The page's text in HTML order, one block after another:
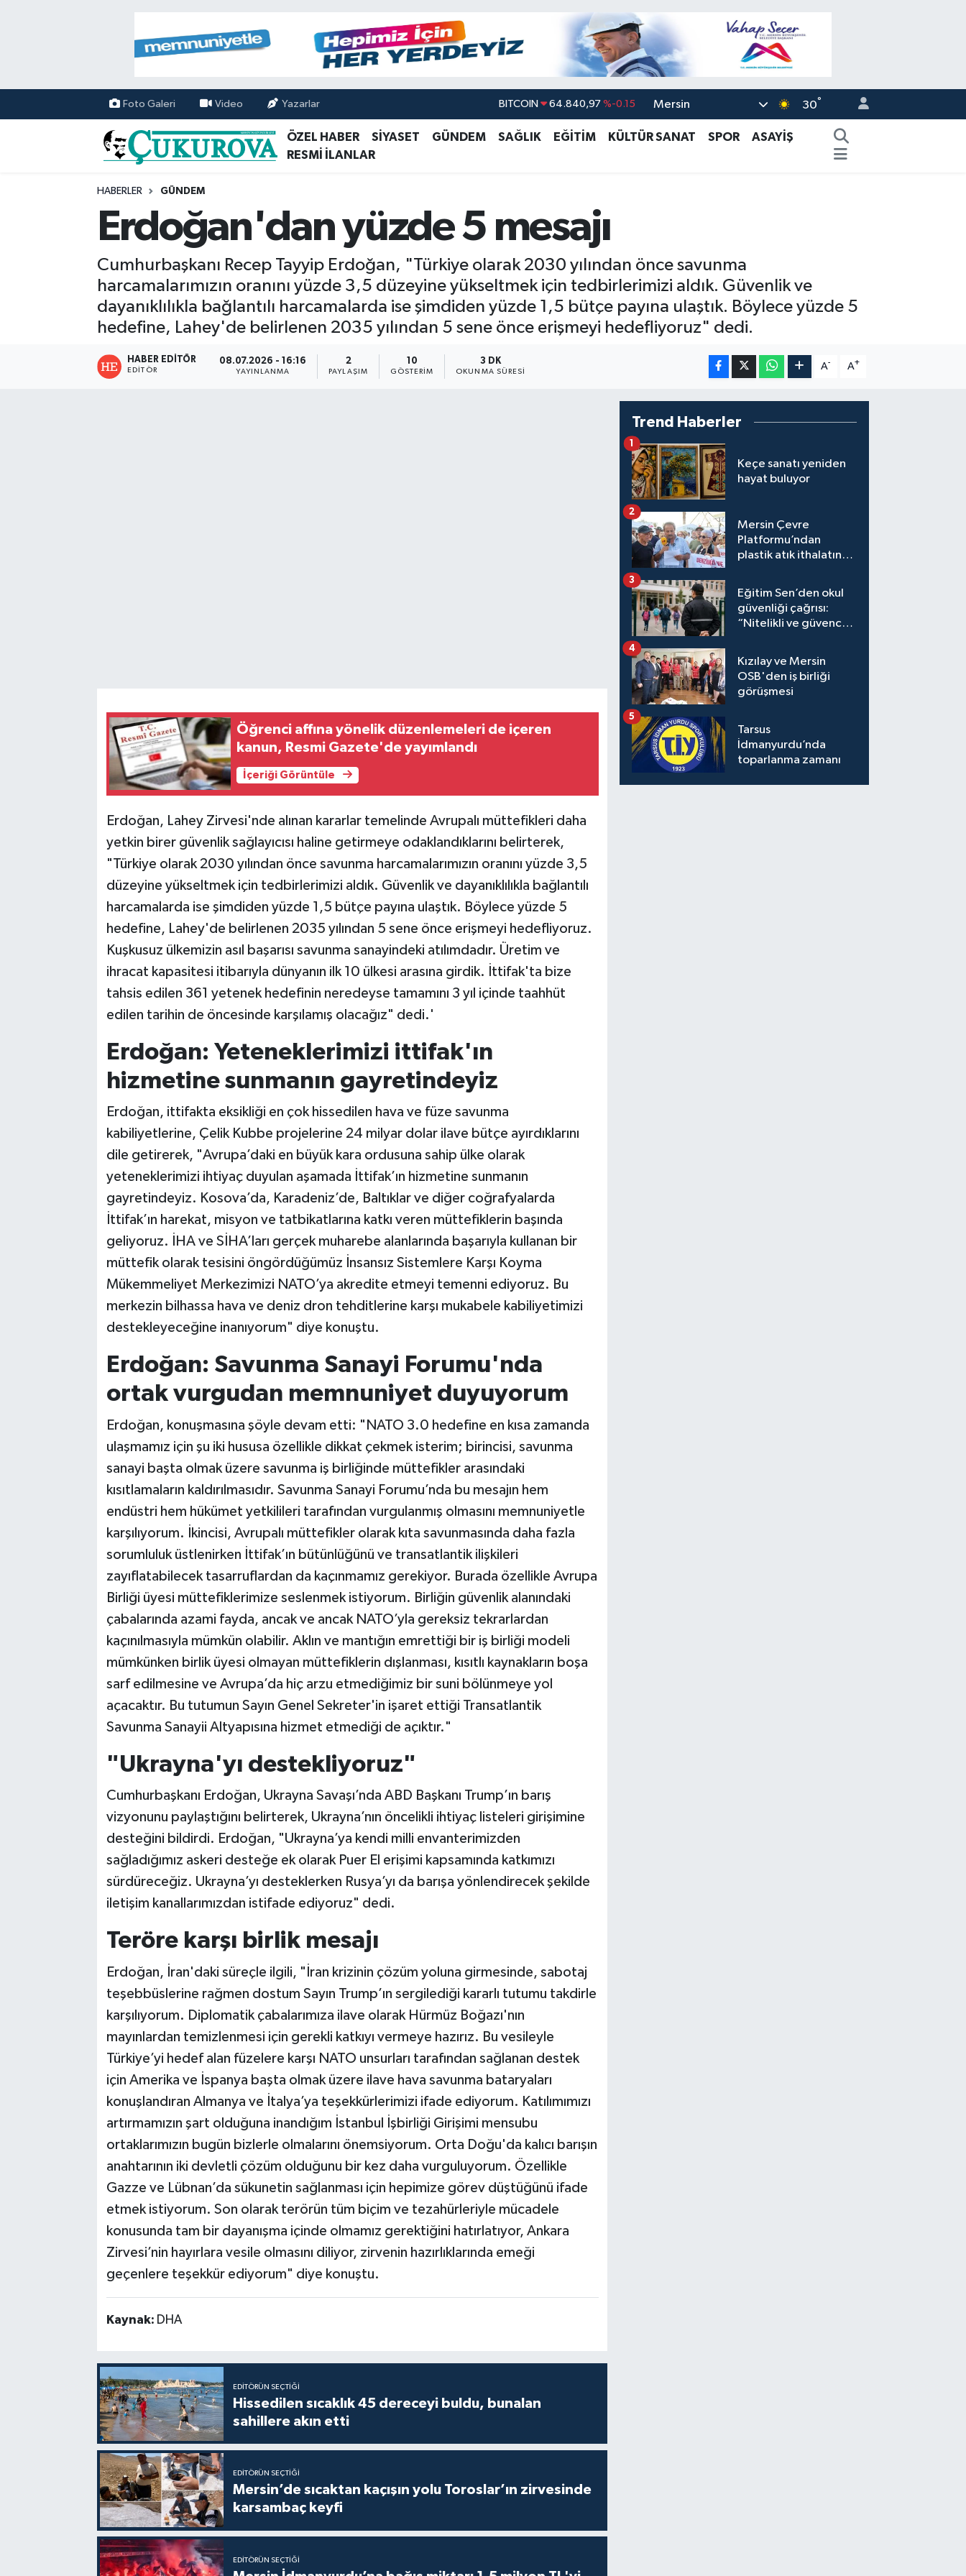
Foto Galeri Video Yazarlar
64.840,97 %-0.15
DOLAR 47,7436 %0.18
EURO 55,2510 %0.32
13.779
Mersin 30°
ÖZEL HABER SİYASET GÜNDEM SAĞLIK EĞİTİM KÜLTÜR SANAT SPOR
ASAYİŞ
RESMİ İLANLAR
HABERLER GÜNDEM
Erdoğan'dan yüzde 5 mesajı
Cumhurbaşkanı Recep Tayyip Erdoğan, "Türkiye olarak 2030 yılından önce savunma
harcamalarımızın oranını yüzde 3,5 düzeyine yükseltmek için tedbirlerimizi aldık. Güvenlik ve
dayanıklılıkla bağlantılı harcamalarda ise şimdiden yüzde 1,5 bütçe payına ulaştık. Böylece yüzde 5
hedefine, Lahey'de belirlenen 2035 yılından 5 sene önce erişmeyi hedefliyoruz" dedi.
HABER EDITÖR
EDITÖR
08.07.2026 - 16:16
YAYINLANMA
2
PAYLAŞIM
10
GÖSTERIM
3 DK
OKUNMA SÜRESI
A- A+
Öğrenci affına yönelik düzenlemeleri de içeren
kanun, Resmi Gazete'de yayımlandı
İçeriği Görüntüle
Erdoğan, Lahey Zirvesi'nde alınan kararlar temelinde Avrupalı müttefikleri daha
yetkin birer güvenlik sağlayıcısı haline getirmeye odaklandıklarını belirterek,
"Türkiye olarak 2030 yılından önce savunma harcamalarımızın oranını yüzde 3,5
düzeyine yükseltmek için tedbirlerimizi aldık. Güvenlik ve dayanıklılıkla bağlantılı
harcamalarda ise şimdiden yüzde 1,5 bütçe payına ulaştık. Böylece yüzde 5
hedefine, Lahey'de belirlenen 2035 yılından 5 sene önce erişmeyi hedefliyoruz.
Kuşkusuz ülkemizin asıl başarısı savunma sanayindeki atılımdadır. Üretim ve
ihracat kapasitesi itibarıyla dünyanın ilk 10 ülkesi arasına girdik. İttifak'ta bize
tahsis edilen 361 yetenek hedefinin neredeyse tamamını 3 yıl içinde taahhüt
edilen tarihin de öncesinde karşılamış olacağız" dedi.'
Erdoğan: Yeteneklerimizi ittifak'ın
hizmetine sunmanın gayretindeyiz
Erdoğan, ittifakta eksikliği en çok hissedilen hava ve füze savunma
kabiliyetlerine, Çelik Kubbe projelerine 24 milyar dolar ilave bütçe ayırdıklarını
dile getirerek, "Avrupa’daki en büyük kara ordusuna sahip ülke olarak
yeteneklerimizi ihtiyaç duyulan aşamada İttifak’ın hizmetine sunmanın
gayretindeyiz. Kosova’da, Karadeniz’de, Baltıklar ve diğer coğrafyalarda
İttifak’ın harekat, misyon ve tatbikatlarına katkı veren müttefiklerin başında
geliyoruz. İHA ve SİHA’ları gerçek muharebe alanlarında başarıyla kullanan bir
müttefik olarak tesisini öngördüğümüz İnsansız Sistemlere Karşı Koyma
Mükemmeliyet Merkezimizi NATO’ya akredite etmeyi temenni ediyoruz. Bu
merkezin bilhassa hava ve deniz dron tehditlerine karşı mukabele kabiliyetimizi
destekleyeceğine inanıyorum" diye konuştu.
Erdoğan: Savunma Sanayi Forumu'nda
ortak vurgudan memnuniyet duyuyorum
Erdoğan, konuşmasına şöyle devam etti: "NATO 3.0 hedefine en kısa zamanda
ulaşmamız için şu iki hususa özellikle dikkat çekmek isterim; birincisi, savunma
sanayi başta olmak üzere savunma iş birliğinde müttefikler arasındaki
kısıtlamaların kaldırılmasıdır. Savunma Sanayi Forumu’nda bu mesajın hem
endüstri hem hükümet yetkilileri tarafından vurgulanmış olmasını memnuniyetle
karşılıyorum. İkincisi, Avrupalı müttefikler olarak kıta savunmasında daha fazla
sorumluluk üstlenirken İttifak’ın bütünlüğünü ve transatlantik ilişkileri
zayıflatabilecek tasarruflardan da kaçınmamız gerekiyor. Burada özellikle Avrupa
Birliği üyesi müttefiklerimize seslenmek istiyorum. Birliğin güvenlik alanındaki
çabalarında azami fayda, ancak ve ancak NATO’yla gereksiz tekrarlardan
kaçınılmasıyla mümkün olabilir. Aklın ve mantığın emrettiği bir iş birliği modeli
mümkünken birlik üyesi olmayan müttefiklerin dışlanması, kısıtlı kaynakların boşa
sarf edilmesine ve Avrupa’da hiç arzu etmediğimiz bir suni bölünmeye yol
açacaktır. Bu tutumun Sayın Genel Sekreter'in işaret ettiği Transatlantik
Savunma Sanayii Altyapısına hizmet etmediği de açıktır."
"Ukrayna'yı destekliyoruz"
Cumhurbaşkanı Erdoğan, Ukrayna Savaşı’nda ABD Başkanı Trump’ın barış
vizyonunu paylaştığını belirterek, Ukrayna’nın öncelikli ihtiyaç listeleri girişimine
desteğini bildirdi. Erdoğan, "Ukrayna’ya kendi milli envanterimizden
sağladığımız askeri desteğe ek olarak Puer El erişimi kapsamında katkımızı
sürdüreceğiz. Ukrayna’yı desteklerken Rusya’yı da barışa yönlendirecek şekilde
iletişim kanallarımızdan istifade ediyoruz" dedi.
Teröre karşı birlik mesajı
Erdoğan, İran'daki süreçle ilgili, "İran krizinin çözüm yoluna girmesinde, sabotaj
teşebbüslerine rağmen dostum Sayın Trump’ın sergilediği kararlı tutumu takdirle
karşılıyorum. Diplomatik çabalarımıza ilave olarak Hürmüz Boğazı'nın
mayınlardan temizlenmesi için gerekli katkıyı vermeye hazırız. Bu vesileyle
Türkiye’yi hedef alan füzelere karşı NATO unsurları tarafından sağlanan destek
için Amerika ve İspanya başta olmak üzere ilave hava savunma bataryaları
konuşlandıran Almanya ve İtalya’ya teşekkürlerimizi ifade ediyorum. Katılımımızı
artırmamızın şart olduğuna inandığım İstanbul İşbirliği Girişimi mensubu
ortaklarımızın bugün bizlerle olmalarını önemsiyorum. Orta Doğu'da kalıcı barışın
anahtarının iki devletli çözüm olduğunu bir kez daha vurguluyorum. Özellikle
Gazze ve Lübnan’da sükunetin sağlanması için hepimize görev düştüğünü ifade
etmek istiyorum. Son olarak terörün tüm biçim ve tezahürleriyle mücadele
konusunda tam bir dayanışma içinde olmamız gerektiğini hatırlatıyor, Ankara
Zirvesi’nin hayırlara vesile olmasını diliyor, zirvenin hazırlıklarında emeği
geçenlere teşekkür ediyorum" diye konuştu.
Kaynak: DHA
EDITÖRÜN SEÇTIĞI
Hissedilen sıcaklık 45 dereceyi buldu, bunalan
sahillere akın etti
EDITÖRÜN SEÇTIĞI
Mersin’de sıcaktan kaçışın yolu Toroslar’ın zirvesinde
karsambaç keyfi
EDITÖRÜN SEÇTIĞI
Trend Haberler
Keçe sanatı yeniden
hayat buluyor
1
Mersin Çevre
Platformu’ndan
plastik atık ithalatına
2
Eğitim Sen’den okul
güvenliği çağrısı:
“Nitelikli ve güvenceli
3
Kızılay ve Mersin
OSB'den iş birliği
görüşmesi
4
Tarsus
İdmanyurdu’nda
toparlanma zamanı
5
Mersin Nöbetçi Eczaneler
Mersin Hava Durumu
Mersin Namaz Vakitleri
Mersin Trafik Yoğunluk Haritası
Tüm Manşetler
Son Dakika Haberleri
Haber Arşivi